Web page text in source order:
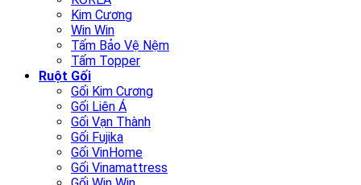
Kim Cương
Win Win
Tấm Bảo Vệ Nệm
Tấm Topper
Ruột Gối
Gối Kim Cương
Gối Liên Á
Gối Vạn Thành
Gối Fujika
Gối VinHome
Gối Vinamattress